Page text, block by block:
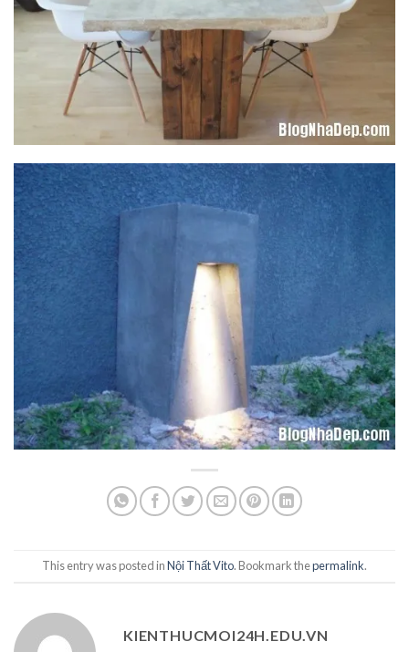
This entry was posted inNội Thất Vito. Bookmark thepermalink.
KIENTHUCMOI24H.EDU.VN